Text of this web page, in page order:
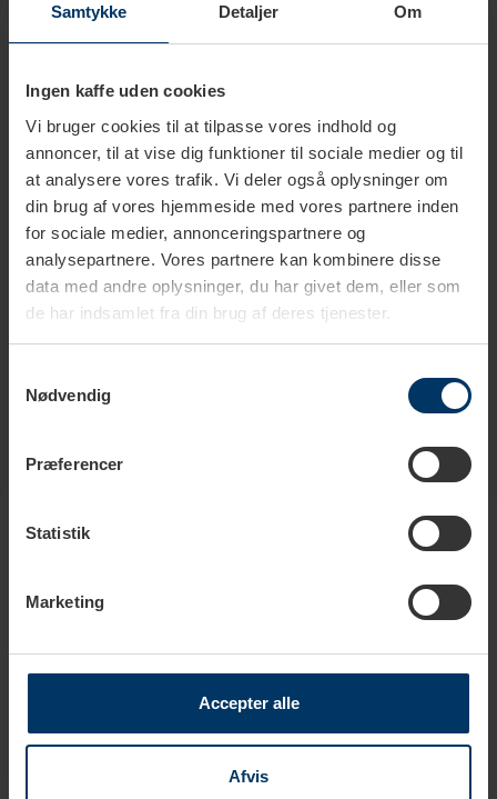
Samtykke Detaljer Om
Ingen kaffe uden cookies
Vi bruger cookies til at tilpasse vores indhold og
annoncer, til at vise dig funktioner til sociale medier og til
at analysere vores trafik. Vi deler også oplysninger om
din brug af vores hjemmeside med vores partnere inden
for sociale medier, annonceringspartnere og
analysepartnere. Vores partnere kan kombinere disse
data med andre oplysninger, du har givet dem, eller som
de har indsamlet fra din brug af deres tjenester.
Nødvendig
Præferencer
Statistik
Marketing
Accepter alle
Afvis
Tekniske specifikationer
Antal kopper 8 kopper
Farve
Blå
Hvid
Borosilikatglas
Rustfrit stål